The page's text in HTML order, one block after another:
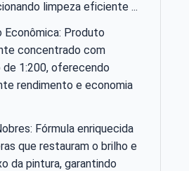
limpeza eficiente ...
Econômica: Produto
concentrado com
de 1:200, oferecendo
rendimento e economia
Fórmula enriquecida
que restauram o brilho e
da pintura, garantindo